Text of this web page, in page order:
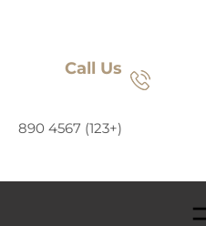
Call Us
(+123) 4567 890